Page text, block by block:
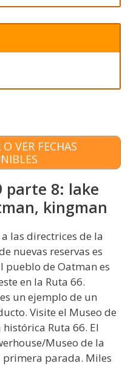
O VER FECHAS
parte 8: lake
kingman
las directrices de la
nuevas reservas es
de Oatman es
en la Ruta 66.
un ejemplo de un
Visite el Museo de
Ruta 66. El
Museo de la
primera parada. Miles